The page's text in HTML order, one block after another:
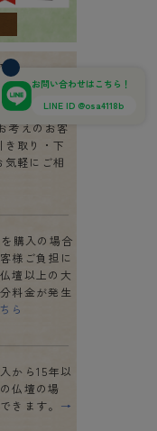
考えのお客
取り・下
軽にご相
購入の場合
様ご負担に
壇以上の大
料金が発生
ら
から15年以
仏壇の場
きます。 →
お問い合わせはこちら！
LINE ID @osa4118b